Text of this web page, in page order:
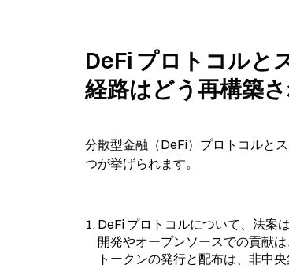
DeFi プロトコルと
経路はどう再構築
分散型金融（DeFi）プロトコルと
つが挙げられます。
DeFi プロトコルについて、法案
開発やオープンソースでの貢献
トークンの発行と配布は、非中